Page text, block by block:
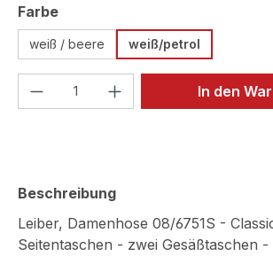
Farbeauswählen
weiß / beere weiß/petrol
Produkt Anzahl: Gib den
In den
Beschreibung
Leiber, Damenhose 08/6751S -
Seitentaschen - zwei Gesäßtaschen